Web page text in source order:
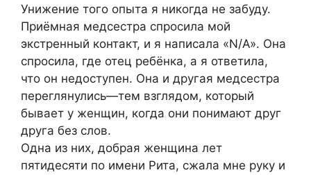
Унижение того опыта я никогда не забуду.
Приёмная медсестра спросила мой
экстренный контакт, и я написала «N/A». Она
спросила, где отец ребёнка, а я ответила,
что он недоступен. Она и другая медсестра
переглянулись—тем взглядом, который
бывает у женщин, когда они понимают друг
друга без слов.
Одна из них, добрая женщина лет
пятидесяти по имени Рита, сжала мне руку и